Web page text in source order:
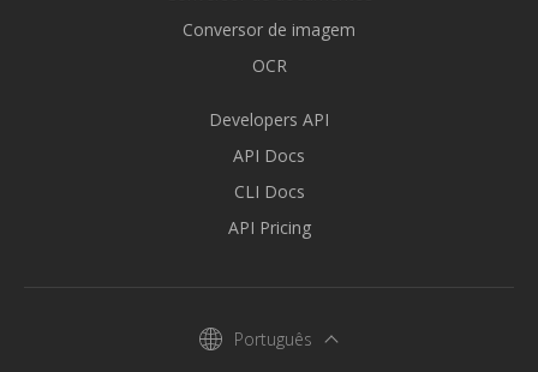
Conversor de imagem
OCR
Developers API
API Docs
CLI Docs
API Pricing
Português